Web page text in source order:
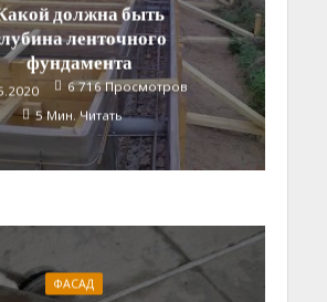
должна быть
ленточного
фундамента
6 716 Просмотров
5 Мин. Читать
ФАСАД